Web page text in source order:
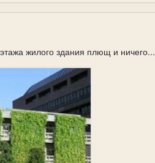
жилого здания плющ и ничего...